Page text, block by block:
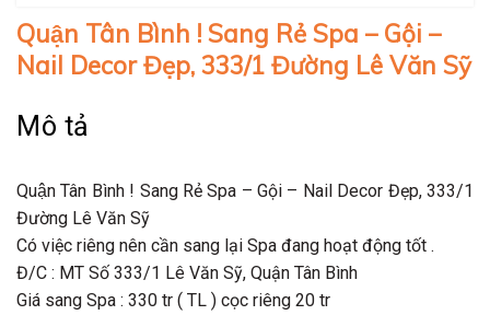
Quận Tân Bình ! Sang Rẻ Spa – Gội –
Nail Decor Đẹp, 333/1 Đường Lê Văn Sỹ
Mô tả
Quận Tân Bình ! Sang Rẻ Spa – Gội – Nail Decor Đẹp, 333/1
Đường Lê Văn Sỹ
Có việc riêng nên cần sang lại Spa đang hoạt động tốt .
Đ/C : MT Số 333/1 Lê Văn Sỹ, Quận Tân Bình
Giá sang Spa : 330 tr ( TL ) cọc riêng 20 tr